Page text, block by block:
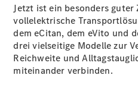
und
Original-
Teile
Mercedes-
Benz
Jetzt ist ein besonders
vollelektrische
dem eCitan, dem eVito und
drei vielseitige Modelle zur
Reichweite und
miteinander verbinden.